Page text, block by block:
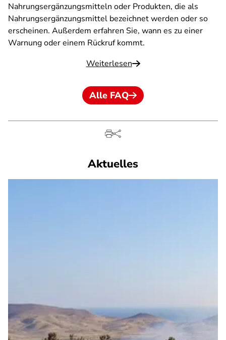
Nahrungsergänzungsmitteln oder Produkten, die als
Nahrungsergänzungsmittel bezeichnet werden oder so
erscheinen. Außerdem erfahren Sie, wann es zu einer
Warnung oder einem Rückruf kommt.
Weiterlesen
Alle FAQ
Aktuelles